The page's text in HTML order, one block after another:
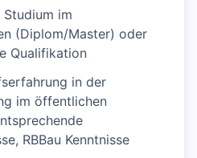
Studium im
(Diplom/Master) oder
Qualifikation
in der
im öffentlichen
RBBau Kenntnisse